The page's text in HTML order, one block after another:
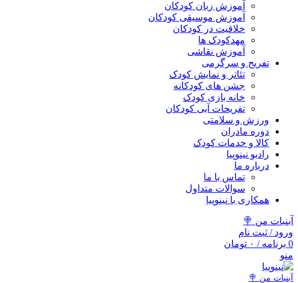
آموزش زبان کودکان
آموزش موسیقی کودکان
خلاقیت در کودکان
مهد‌کودک ها
آموزش نقاشی
تفریح و سرگرمی
تئاتر و نمایش کودک
جشن های کودکانه
خانه بازی کودک
تفریحات آبی کودکان
ورزش و سلامتی
دوره مادران
کالا و خدمات کودک
رادیو نینوپیا
درباره ما
تماس با ما
سوالات متداول
همکاری با نینوپیا
آبنبات من 🍭
ورود / ثبت نام
0 برنامه / ۰ تومان
منو
آبنبات‌ من 🍭